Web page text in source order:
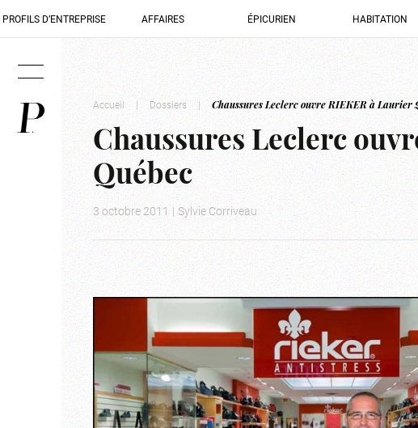
PROFILS D’ENTREPRISE AFFAIRES ÉPICURIEN HABITATION
Accueil | Dossiers | Chaussures Leclerc ouvre RIEKER à Laurier
Chaussures Leclerc
Québec
3 octobre 2011 | Sylvie Corriveau